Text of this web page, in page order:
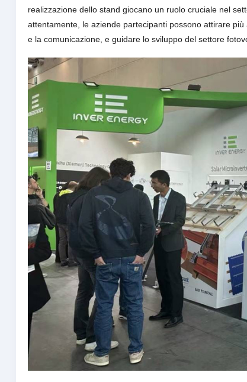
realizzazione dello stand giocano un ruolo cruciale nel
attentamente, le aziende partecipanti possono attirare
e la comunicazione, e guidare lo sviluppo del settore